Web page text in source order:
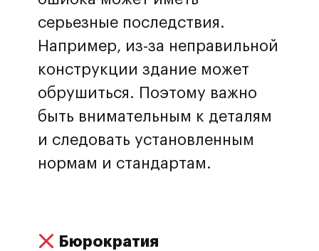
серьезные последствия.
Например, из-за неправильной
конструкции здание может
обрушиться. Поэтому важно
быть внимательным к деталям
и следовать установленным
нормам и стандартам.
Бюрократия